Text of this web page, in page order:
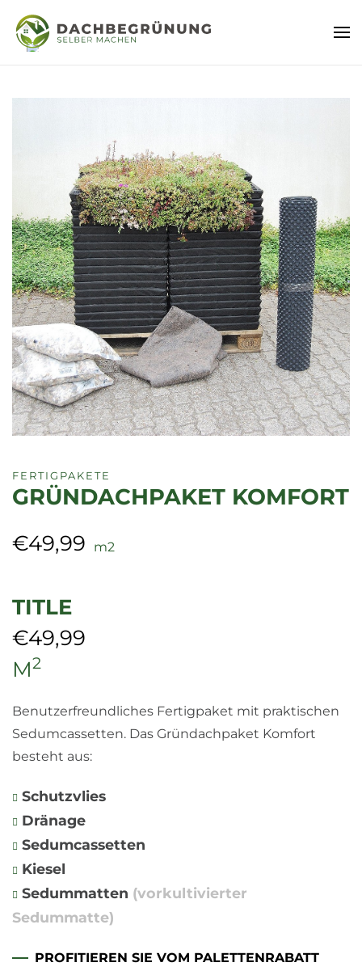
FERTIGPAKETE
GRÜNDACHPAKET KOMFORT
€49,99 m2
TITLE
€49,99
M2
Benutzerfreundliches Fertigpaket mit praktischen
Sedumcassetten. Das Gründachpaket Komfort
besteht aus:
Schutzvlies
Dränage
Sedumcassetten
Kiesel
Sedummatten (vorkultivierter
Sedummatte)
PROFITIEREN SIE VOM PALETTENRABATT